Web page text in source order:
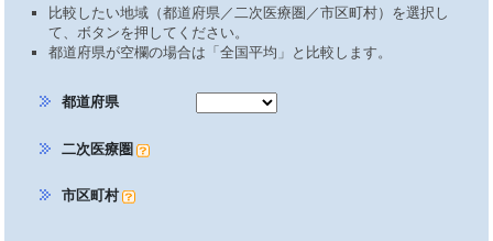
比較したい地域（都道府県／二次医療圏／市区町村）を選択し
て、ボタンを押してください。
都道府県が空欄の場合は「全国平均」と比較します。
都道府県
二次医療圏
市区町村